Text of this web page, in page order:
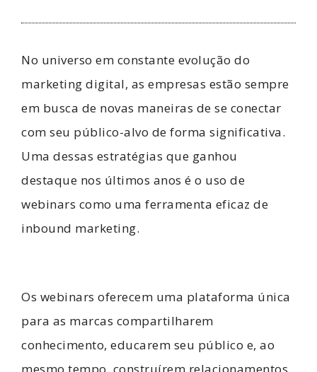
No universo em constante evolução do
marketing digital, as empresas estão sempre
em busca de novas maneiras de se conectar
com seu público-alvo de forma significativa.
Uma dessas estratégias que ganhou
destaque nos últimos anos é o uso de
webinars como uma ferramenta eficaz de
inbound marketing.
Os webinars oferecem uma plataforma única
para as marcas compartilharem
conhecimento, educarem seu público e, ao
mesmo tempo, construírem relacionamentos